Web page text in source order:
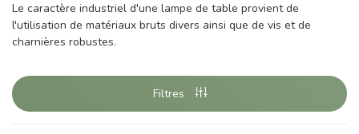
Le caractère industriel d'une lampe de table provient de
l'utilisation de matériaux bruts divers ainsi que de vis et de
charnières robustes.
Filtres